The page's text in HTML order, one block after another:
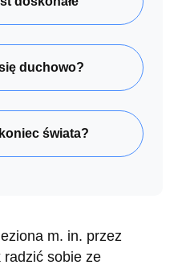
duchowo?
świata?
m. in. przez
radzić sobie ze